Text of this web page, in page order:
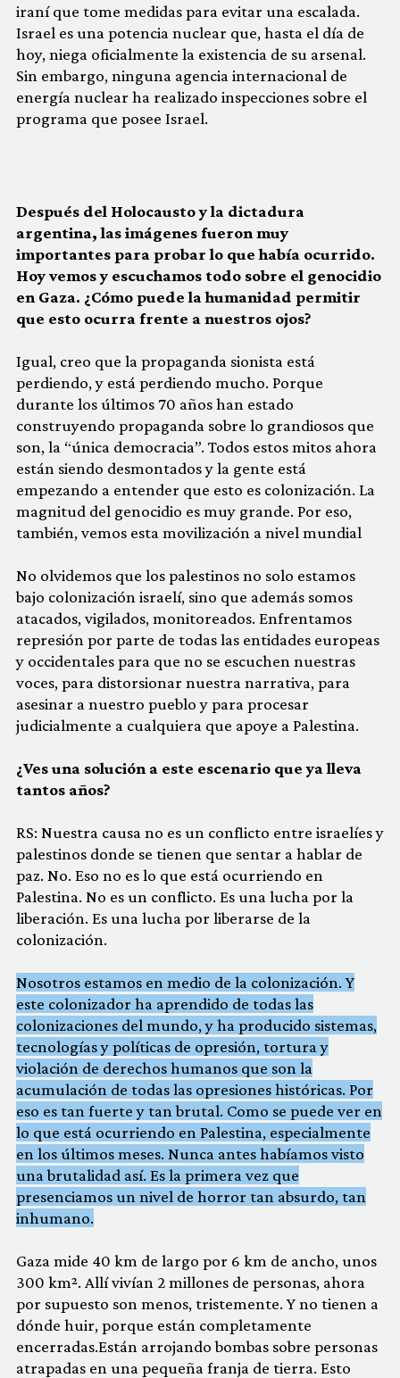
iraní que tome medidas para evitar una escalada.
Israel es una potencia nuclear que, hasta el día de
hoy, niega oficialmente la existencia de su arsenal.
Sin embargo, ninguna agencia internacional de
energía nuclear ha realizado inspecciones sobre el
programa que posee Israel.
Después del Holocausto y la dictadura
argentina, las imágenes fueron muy
importantes para probar lo que había ocurrido.
Hoy vemos y escuchamos todo sobre el genocidio
en Gaza. ¿Cómo puede la humanidad permitir
que esto ocurra frente a nuestros ojos?
Igual, creo que la propaganda sionista está
perdiendo, y está perdiendo mucho. Porque
durante los últimos 70 años han estado
construyendo propaganda sobre lo grandiosos que
son, la “única democracia”. Todos estos mitos ahora
están siendo desmontados y la gente está
empezando a entender que esto es colonización. La
magnitud del genocidio es muy grande. Por eso,
también, vemos esta movilización a nivel mundial
No olvidemos que los palestinos no solo estamos
bajo colonización israelí, sino que además somos
atacados, vigilados, monitoreados. Enfrentamos
represión por parte de todas las entidades europeas
y occidentales para que no se escuchen nuestras
voces, para distorsionar nuestra narrativa, para
asesinar a nuestro pueblo y para procesar
judicialmente a cualquiera que apoye a Palestina.
¿Ves una solución a este escenario que ya lleva
tantos años?
RS: Nuestra causa no es un conflicto entre israelíes y
palestinos donde se tienen que sentar a hablar de
paz. No. Eso no es lo que está ocurriendo en
Palestina. No es un conflicto. Es una lucha por la
liberación. Es una lucha por liberarse de la
colonización.
Nosotros estamos en medio de la colonización. Y
este colonizador ha aprendido de todas las
colonizaciones del mundo, y ha producido sistemas,
tecnologías y políticas de opresión, tortura y
violación de derechos humanos que son la
acumulación de todas las opresiones históricas. Por
eso es tan fuerte y tan brutal. Como se puede ver en
lo que está ocurriendo en Palestina, especialmente
en los últimos meses. Nunca antes habíamos visto
una brutalidad así. Es la primera vez que
presenciamos un nivel de horror tan absurdo, tan
inhumano.
Gaza mide 40 km de largo por 6 km de ancho, unos
300 km². Allí vivían 2 millones de personas, ahora
por supuesto son menos, tristemente. Y no tienen a
dónde huir, porque están completamente
encerradas.Están arrojando bombas sobre personas
atrapadas en una pequeña franja de tierra. Esto